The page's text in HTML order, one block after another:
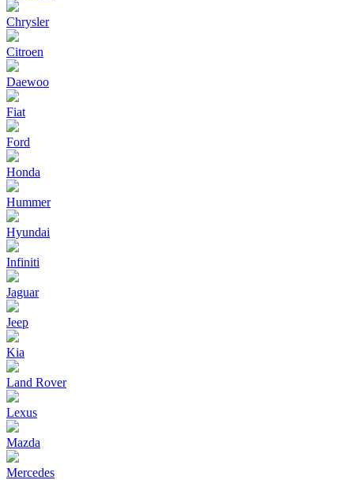
Chrysler
Citroen
Daewoo
Fiat
Ford
Honda
Hummer
Hyundai
Infiniti
Jaguar
Jeep
Kia
Land Rover
Lexus
Mazda
Mercedes